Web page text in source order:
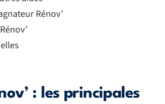
: les principales
Rénov’